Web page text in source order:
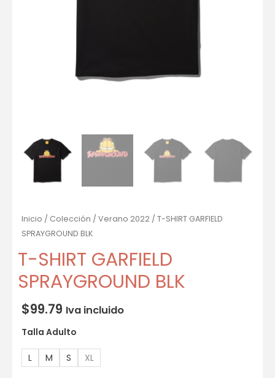
Inicio / Colección / Verano 2022 / T-SHIRT GARFIELD
SPRAYGROUND BLK
T-SHIRT GARFIELD
SPRAYGROUND BLK
$99.79 Iva incluido
Talla Adulto
L M S XL